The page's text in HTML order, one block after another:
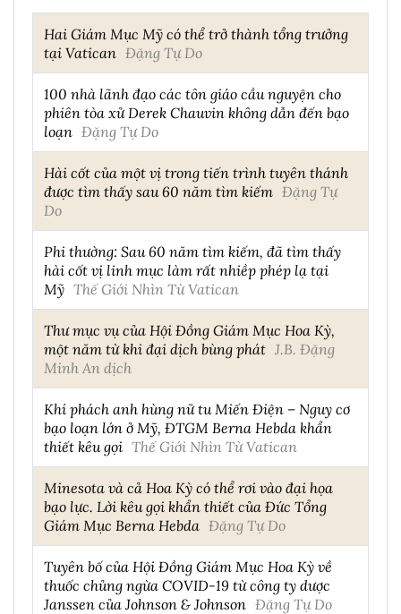
Hai Giám Mục Mỹ có thể trở thành tổng trưởng
tại Vatican Đặng Tự Do
100 nhà lãnh đạo các tôn giáo cầu nguyện cho
phiên tòa xử Derek Chauvin không dẫn đến bạo
loạn Đặng Tự Do
Hài cốt của một vị trong tiến trình tuyên thánh
được tìm thấy sau 60 năm tìm kiếm Đặng Tự
Do
Phi thường: Sau 60 năm tìm kiếm, đã tìm thấy
hài cốt vị linh mục làm rất nhiềp phép lạ tại
Mỹ Thế Giới Nhìn Từ Vatican
Thư mục vụ của Hội Đồng Giám Mục Hoa Kỳ,
một năm từ khi đại dịch bùng phát J.B. Đặng
Minh An dịch
Khí phách anh hùng nữ tu Miến Điện – Nguy cơ
bạo loạn lớn ở Mỹ, ĐTGM Berna Hebda khẩn
thiết kêu gọi Thế Giới Nhìn Từ Vatican
Minesota và cả Hoa Kỳ có thể rơi vào đại họa
bạo lực. Lời kêu gọi khẩn thiết của Đức Tổng
Giám Mục Berna Hebda Đặng Tự Do
Tuyên bố của Hội Đồng Giám Mục Hoa Kỳ về
thuốc chủng ngừa COVID-19 từ công ty dược
Janssen của Johnson & Johnson Đặng Tự Do